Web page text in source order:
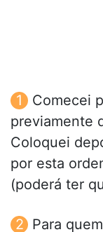
Comecei
previamente
Coloquei
por esta
(poderá ter
Para